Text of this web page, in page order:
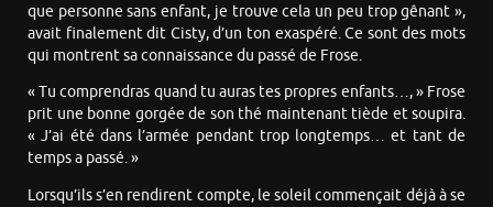
que personne sans enfant, je trouve cela un peu trop gênant »,
avait finalement dit Cisty, d’un ton exaspéré. Ce sont des mots
qui montrent sa connaissance du passé de Frose.
« Tu comprendras quand tu auras tes propres enfants…, » Frose
prit une bonne gorgée de son thé maintenant tiède et soupira.
« J’ai été dans l’armée pendant trop longtemps… et tant de
temps a passé. »
Lorsqu’ils s’en rendirent compte, le soleil commençait déjà à se